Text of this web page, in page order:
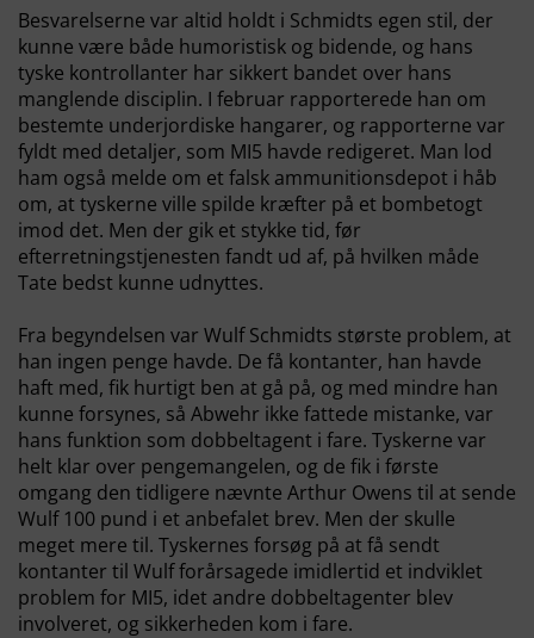
Besvarelserne var altid holdt i Schmidts egen stil, der
kunne være både humoristisk og bidende, og hans
tyske kontrollanter har sikkert bandet over hans
manglende disciplin. I februar rapporterede han om
bestemte underjordiske hangarer, og rapporterne var
fyldt med detaljer, som MI5 havde redigeret. Man lod
ham også melde om et falsk ammunitionsdepot i håb
om, at tyskerne ville spilde kræfter på et bombetogt
imod det. Men der gik et stykke tid, før
efterretningstjenesten fandt ud af, på hvilken måde
Tate bedst kunne udnyttes.
Fra begyndelsen var Wulf Schmidts største problem, at
han ingen penge havde. De få kontanter, han havde
haft med, fik hurtigt ben at gå på, og med mindre han
kunne forsynes, så Abwehr ikke fattede mistanke, var
hans funktion som dobbeltagent i fare. Tyskerne var
helt klar over pengemangelen, og de fik i første
omgang den tidligere nævnte Arthur Owens til at sende
Wulf 100 pund i et anbefalet brev. Men der skulle
meget mere til. Tyskernes forsøg på at få sendt
kontanter til Wulf forårsagede imidlertid et indviklet
problem for MI5, idet andre dobbeltagenter blev
involveret, og sikkerheden kom i fare.